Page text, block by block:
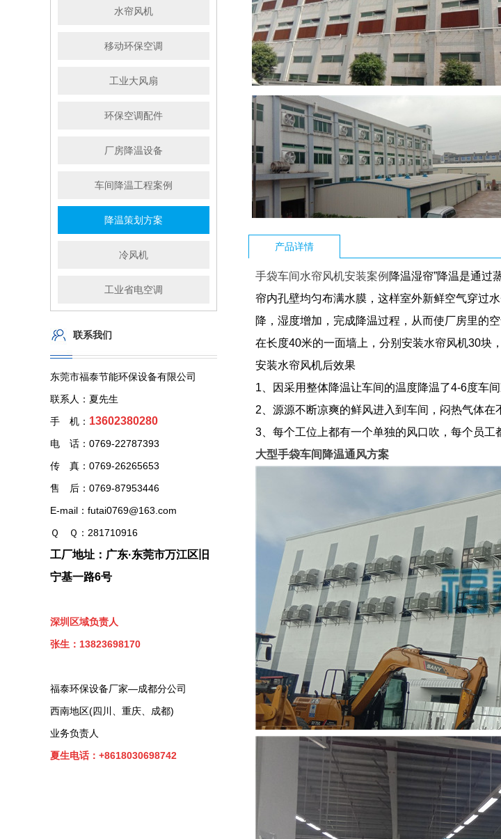
水帘风机
移动环保空调
工业大风扇
环保空调配件
厂房降温设备
车间降温工程案例
降温策划方案
冷风机
工业省电空调
联系我们
东莞市福泰节能环保设备有限公司
联系人：夏先生
手 机： 13602380280
电 话：0769-22787393
传 真：0769-26265653
售 后：0769-87953446
E-mail：futai0769@163.com
Ｑ Ｑ：281710916
工厂地址：广东·东莞市万江区旧
宁基一路6号
深圳区域负责人
张生：13823698170
福泰环保设备厂家—成都分公司
西南地区(四川、重庆、成都)
业务负责人
夏生电话：+8618030698742
产品详情
手袋车间水帘风机安装案例 降温湿帘”降温是通过
帘内孔壁均匀布满水膜，这样室外新鲜空气穿过
降，湿度增加，完成降温过程，从而使厂房里的空
在长度40米的一面墙上，分别安装水帘风机30块
安装水帘风机后效果
1、因采用整体降温让车间的温度降温了4-6度车间
2、源源不断凉爽的鲜风进入到车间，闷热气体在
3、每个工位上都有一个单独的风口吹，每个员工
大型手袋车间降温通风方案